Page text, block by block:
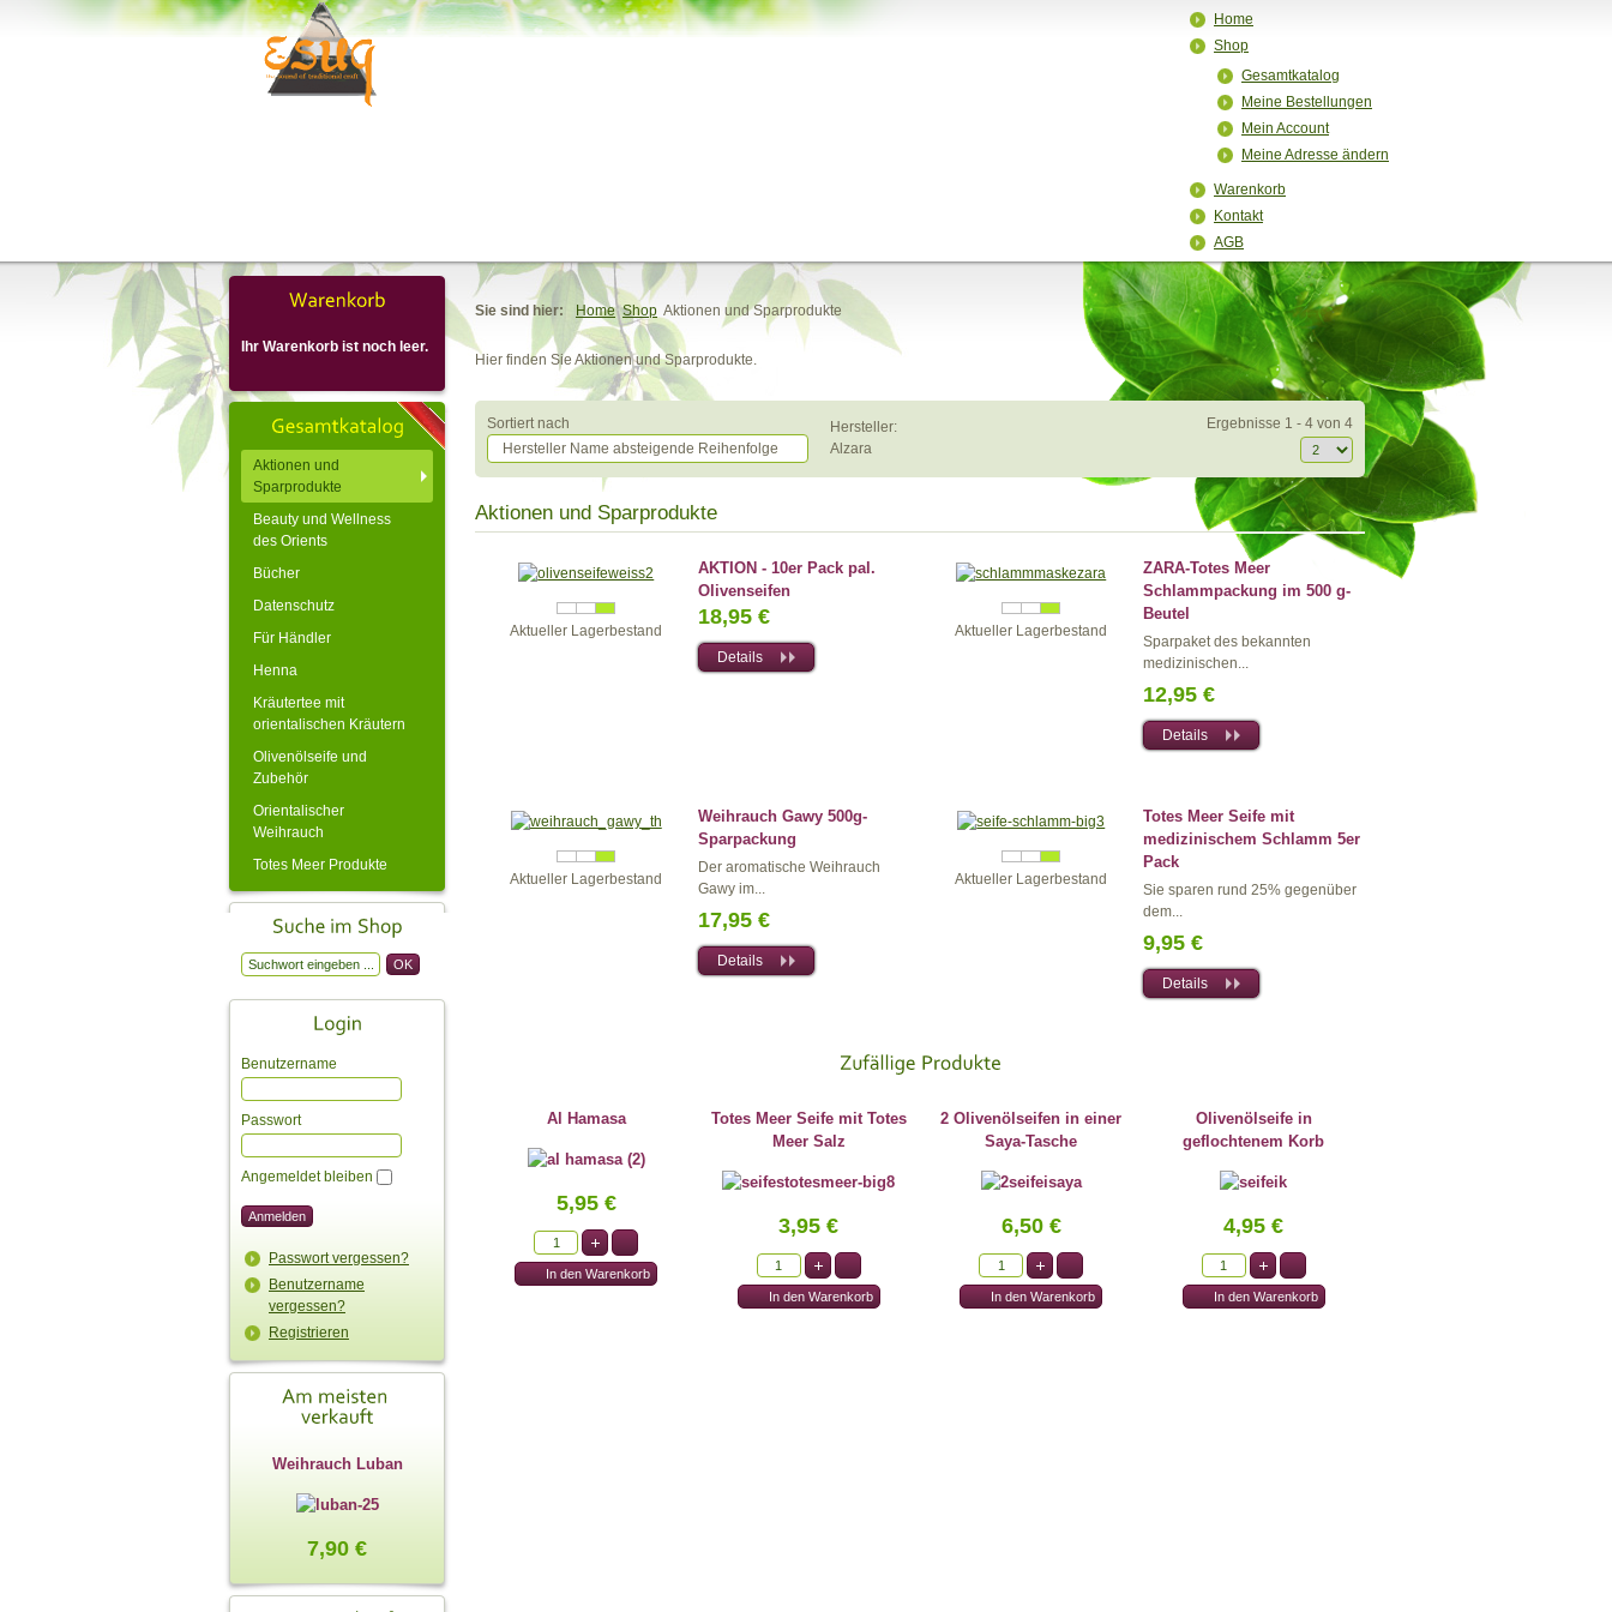
Home
Shop
Gesamtkatalog
Meine Bestellungen
Mein Account
Meine Adresse ändern
Warenkorb
Kontakt
AGB
Ihr Warenkorb ist noch leer.
Aktionen und
Sparprodukte
Beauty und Wellness
des Orients
Bücher
Datenschutz
Für Händler
Henna
Kräutertee mit
orientalischen Kräutern
Olivenölseife und
Zubehör
Orientalischer
Weihrauch
Totes Meer Produkte
Benutzername
Passwort
Angemeldet bleiben
Passwort vergessen?
Benutzername
vergessen?
Registrieren
Weihrauch Luban
7,90 €
Sie sind hier: Home Shop Aktionen und Sparprodukte
Hier finden Sie Aktionen und Sparprodukte.
Sortiert nach
Hersteller Name absteigende Reihenfolge
Hersteller:
Alzara
Ergebnisse 1 - 4 von 4
Aktionen und Sparprodukte
Aktueller Lagerbestand
AKTION - 10er Pack pal.
Olivenseifen
18,95 €
Details
Aktueller Lagerbestand
ZARA-Totes Meer
Schlammpackung im 500 g-
Beutel
Sparpaket des bekannten
medizinischen...
12,95 €
Details
Aktueller Lagerbestand
Weihrauch Gawy 500g-
Sparpackung
Der aromatische Weihrauch
Gawy im...
17,95 €
Details
Aktueller Lagerbestand
Totes Meer Seife mit
medizinischem Schlamm 5er
Pack
Sie sparen rund 25% gegenüber
dem...
9,95 €
Details
Al Hamasa
5,95 €
Totes Meer Seife mit Totes
Meer Salz
3,95 €
2 Olivenölseifen in einer
Saya-Tasche
6,50 €
Olivenölseife in
geflochtenem Korb
4,95 €